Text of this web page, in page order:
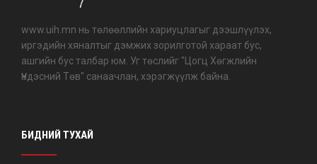
www.uih.mn нь төлөөллийн хариуцлагыг дээшлүүлэх,
иргэдийн хяналтыг дэмжих зорилготой хараат бус,
ашгийн бус талбар юм. Уг төслийг "Цогц Хөгжлийн
Үндэсний Төв" санаачлан, хэрэгжүүлж байна.
БИДНИЙ ТУХАЙ